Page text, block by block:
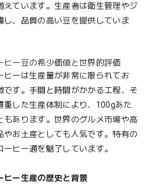
えています。生産者は衛生管理やジ
し、品質の高い豆を提供していま
ヒー豆の希少価値と世界的評価
ヒーは生産量が非常に限られてお
です。手間と時間がかかる工程、そ
重した生産体制により、100gあた
もあります。世界のグルメ市場や高
お土産としても人気です。特有の
ヒー通を魅了しています。
ヒー生産の歴史と背景